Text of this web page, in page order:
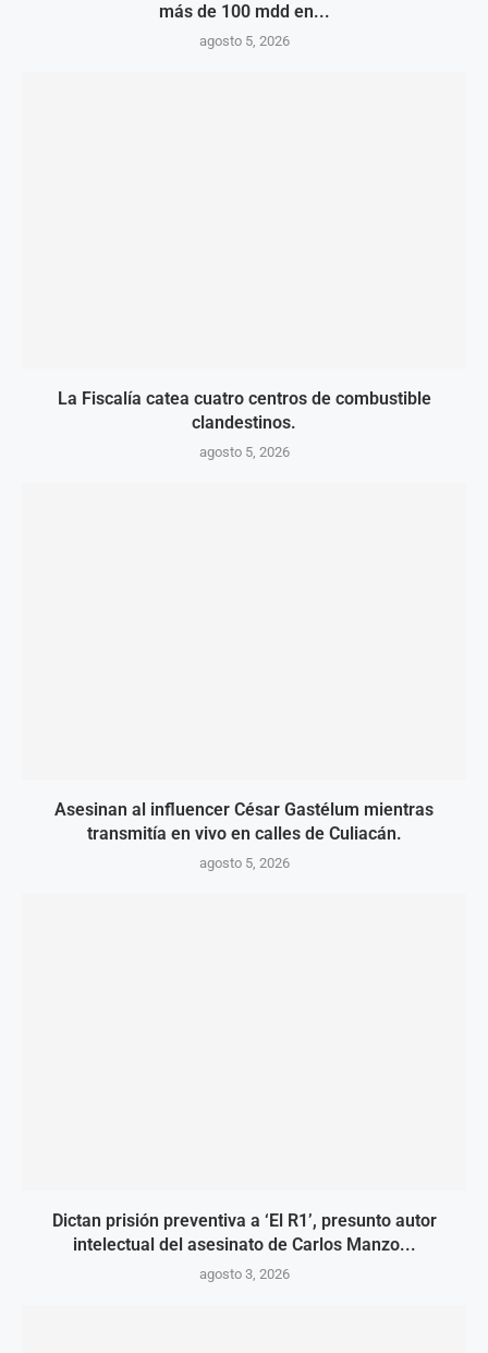
más de 100 mdd en...
agosto 5, 2026
La Fiscalía catea cuatro centros de combustible
clandestinos.
agosto 5, 2026
Asesinan al influencer César Gastélum mientras
transmitía en vivo en calles de Culiacán.
agosto 5, 2026
Dictan prisión preventiva a ‘El R1’, presunto autor
intelectual del asesinato de Carlos Manzo...
agosto 3, 2026